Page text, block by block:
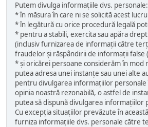
Putem divulga informațiile dvs. personale:
* în măsura în care ni se solicită acest
* în legătură cu orice procedură legală
* pentru a stabili, exercita sau apăra
(inclusiv furnizarea de informații către
fraudelor și răspândirii de informații false
* și oricărei persoane considerăm în mod
putea adresa unei instanțe sau unei alte
pentru divulgarea informațiilor personale
opinia noastră rezonabilă, o astfel de
putea să dispună divulgarea informațiilor
Cu excepția situațiilor prevăzute în
furniza informațiile dvs. personale către